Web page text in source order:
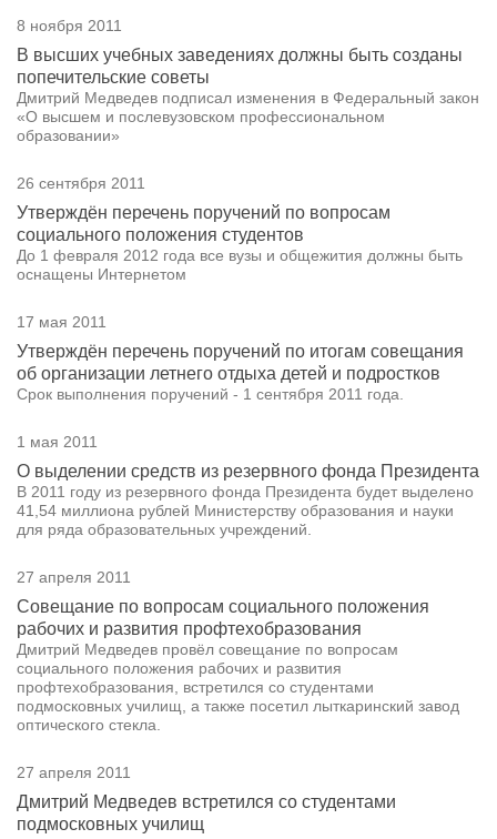
8 ноября 2011
В высших учебных заведениях должны быть созданы
попечительские советы
Дмитрий Медведев подписал изменения в Федеральный закон
«О высшем и послевузовском профессиональном
образовании»
26 сентября 2011
Утверждён перечень поручений по вопросам
социального положения студентов
До 1 февраля 2012 года все вузы и общежития должны быть
оснащены Интернетом
17 мая 2011
Утверждён перечень поручений по итогам совещания
об организации летнего отдыха детей и подростков
Срок выполнения поручений - 1 сентября 2011 года.
1 мая 2011
О выделении средств из резервного фонда Президента
В 2011 году из резервного фонда Президента будет выделено
41,54 миллиона рублей Министерству образования и науки
для ряда образовательных учреждений.
27 апреля 2011
Совещание по вопросам социального положения
рабочих и развития профтехобразования
Дмитрий Медведев провёл совещание по вопросам
социального положения рабочих и развития
профтехобразования, встретился со студентами
подмосковных училищ, а также посетил лыткаринский завод
оптического стекла.
27 апреля 2011
Дмитрий Медведев встретился со студентами
подмосковных училищ